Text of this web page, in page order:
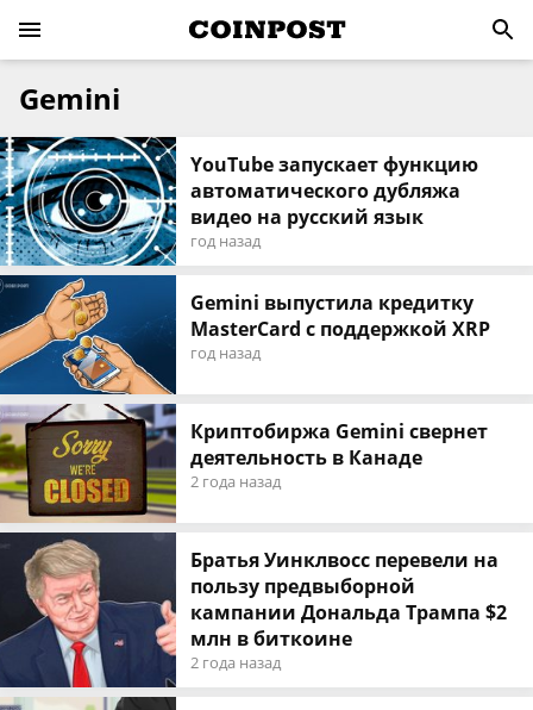
Gemini
YouTube запускает функцию
автоматического дубляжа
видео на русский язык
год назад
Gemini выпустила кредитку
MasterCard с поддержкой XRP
год назад
Криптобиржа Gemini свернет
деятельность в Канаде
2 года назад
Братья Уинклвосс перевели на
пользу предвыборной
кампании Дональда Трампа $2
млн в биткоине
2 года назад